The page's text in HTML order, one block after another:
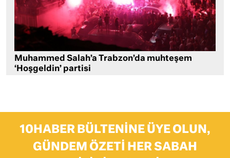
Muhammed Salah’a Trabzon’da muhteşem
‘Hoşgeldin’ partisi
10HABER BÜLTENINE ÜYE OLUN,
GÜNDEM ÖZETI HER SABAH